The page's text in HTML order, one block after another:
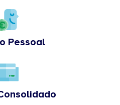
Pessoal